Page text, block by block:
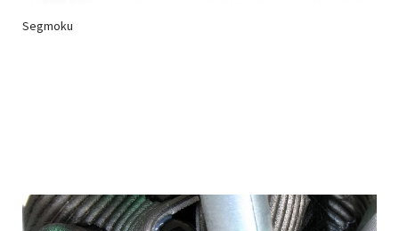
Segmoku